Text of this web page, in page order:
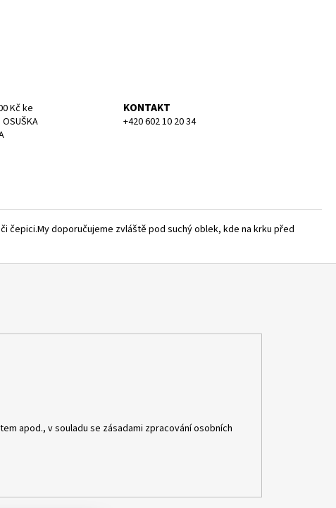
Kč ke
KONTAKT
+420 602 10 20 34
čepici.My doporučujeme zvláště pod suchý oblek, kde na krku před
apod., v souladu se zásadami zpracování osobních